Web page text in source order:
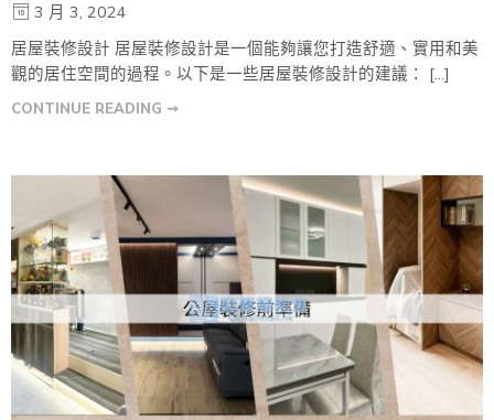
3 月 3, 2024
居屋裝修設計 居屋裝修設計是一個能夠讓您打造舒適、實用和美
觀的居住空間的過程。以下是一些居屋裝修設計的建議： […]
CONTINUE READING ➞